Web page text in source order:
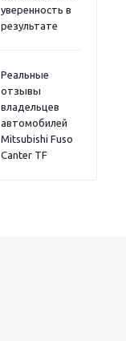
уверенность в
результате
Реальные
отзывы
владельцев
автомобилей
Mitsubishi Fuso
Canter TF